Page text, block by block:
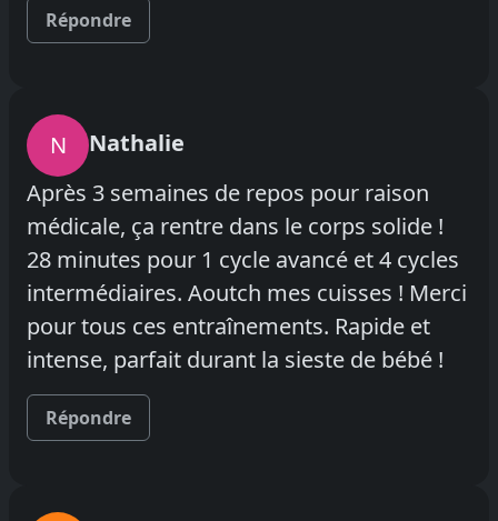
Répondre
N
Nathalie
Après 3 semaines de repos pour raison
médicale, ça rentre dans le corps solide !
28 minutes pour 1 cycle avancé et 4 cycles
intermédiaires. Aoutch mes cuisses ! Merci
pour tous ces entraînements. Rapide et
intense, parfait durant la sieste de bébé !
Répondre